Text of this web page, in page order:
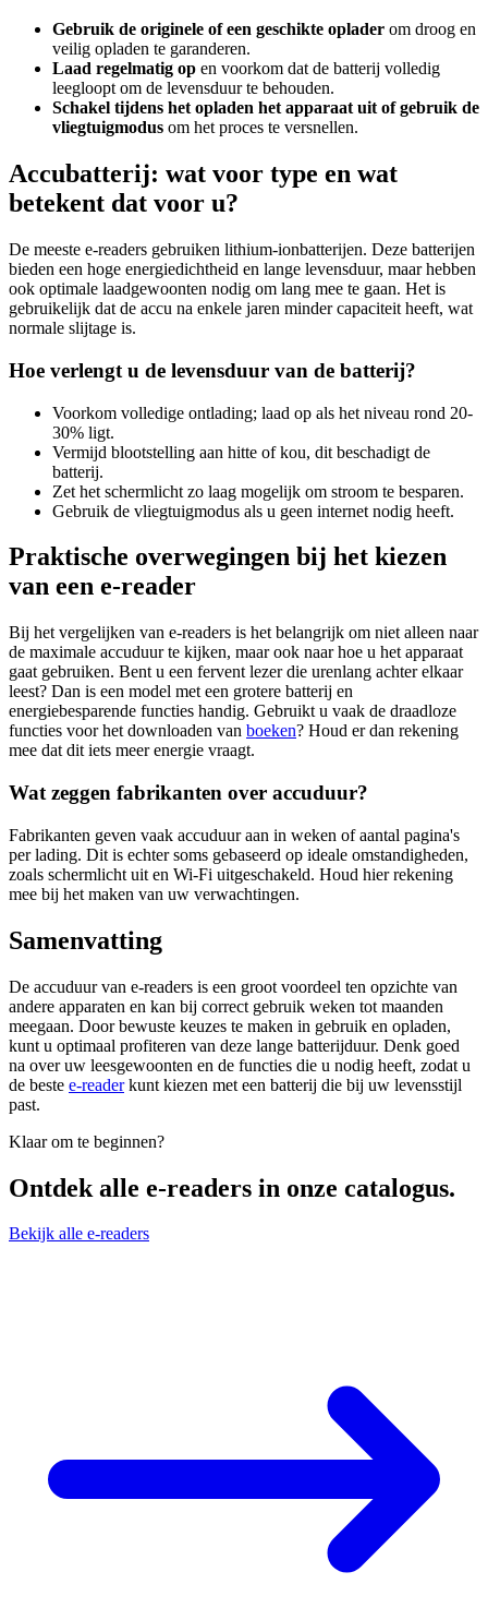
Gebruik de originele of een geschikte oplader om droog en
veilig opladen te garanderen.
Laad regelmatig op en voorkom dat de batterij volledig
leegloopt om de levensduur te behouden.
Schakel tijdens het opladen het apparaat uit of gebruik de
vliegtuigmodus om het proces te versnellen.
Accubatterij: wat voor type en wat
betekent dat voor u?
De meeste e-readers gebruiken lithium-ionbatterijen. Deze batterijen
bieden een hoge energiedichtheid en lange levensduur, maar hebben
ook optimale laadgewoonten nodig om lang mee te gaan. Het is
gebruikelijk dat de accu na enkele jaren minder capaciteit heeft, wat
normale slijtage is.
Hoe verlengt u de levensduur van de batterij?
Voorkom volledige ontlading; laad op als het niveau rond 20-
30% ligt.
Vermijd blootstelling aan hitte of kou, dit beschadigt de
batterij.
Zet het schermlicht zo laag mogelijk om stroom te besparen.
Gebruik de vliegtuigmodus als u geen internet nodig heeft.
Praktische overwegingen bij het kiezen
van een e-reader
Bij het vergelijken van e-readers is het belangrijk om niet alleen naar
de maximale accuduur te kijken, maar ook naar hoe u het apparaat
gaat gebruiken. Bent u een fervent lezer die urenlang achter elkaar
leest? Dan is een model met een grotere batterij en
energiebesparende functies handig. Gebruikt u vaak de draadloze
functies voor het downloaden van boeken? Houd er dan rekening
mee dat dit iets meer energie vraagt.
Wat zeggen fabrikanten over accuduur?
Fabrikanten geven vaak accuduur aan in weken of aantal pagina's
per lading. Dit is echter soms gebaseerd op ideale omstandigheden,
zoals schermlicht uit en Wi-Fi uitgeschakeld. Houd hier rekening
mee bij het maken van uw verwachtingen.
Samenvatting
De accuduur van e-readers is een groot voordeel ten opzichte van
andere apparaten en kan bij correct gebruik weken tot maanden
meegaan. Door bewuste keuzes te maken in gebruik en opladen,
kunt u optimaal profiteren van deze lange batterijduur. Denk goed
na over uw leesgewoonten en de functies die u nodig heeft, zodat u
de beste e-readerkunt kiezen met een batterij die bij uw levensstijl
past.
Klaar om te beginnen?
Ontdek alle e-readers in onze catalogus.
Bekijk alle e-readers